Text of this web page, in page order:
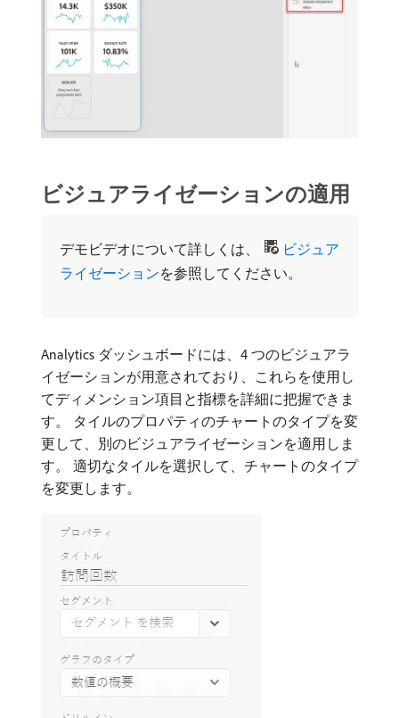
ビジュアライゼーションの適用
デモビデオについて詳しくは、
ビジュア
ライゼーションを参照してください。
Analytics ダッシュボードには、4 つのビジュアラ
イゼーションが用意されており、これらを使用し
てディメンション項目と指標を詳細に把握できま
す。 タイルのプロパティのチャートのタイプを変
更して、別のビジュアライゼーションを適用しま
す。 適切なタイルを選択して、チャートのタイプ
を変更します。